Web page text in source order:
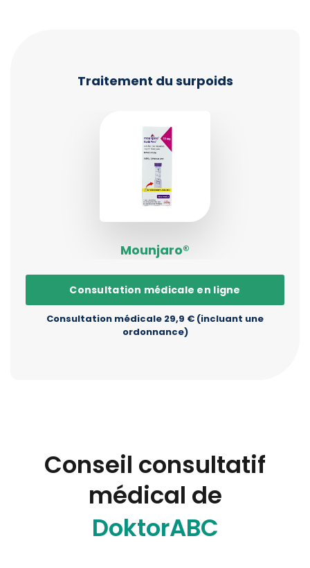
Traitement du surpoids
Mounjaro®
Consultation médicale en ligne
Consultation médicale 29,9 € (incluant une
ordonnance)
Conseil consultatif
médical de
DoktorABC